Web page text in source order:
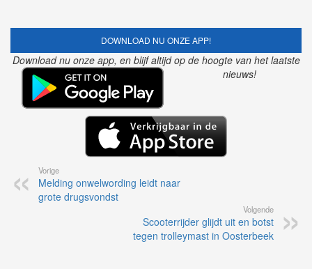
DOWNLOAD NU ONZE APP!
Download nu onze app, en blijf altijd op de hoogte van het laatste
nieuws!
Vorige
Melding onwelwording leidt naar
grote drugsvondst
Volgende
Scooterrijder glijdt uit en botst
tegen trolleymast in Oosterbeek